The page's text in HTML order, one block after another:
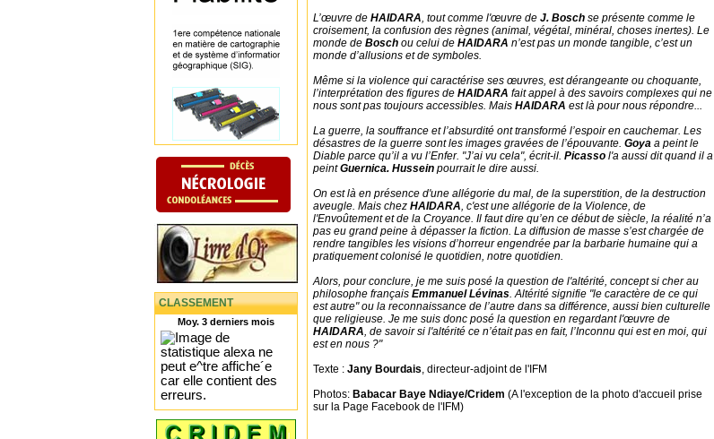
CLASSEMENT
Moy. 3 derniers mois
L’œuvre de HAIDARA, tout comme l'œuvre de J. Bosch se présente comme le
croisement, la confusion des règnes (animal, végétal, minéral, choses inertes). Le
monde de Bosch ou celui de HAIDARA n’est pas un monde tangible, c’est un
monde d’allusions et de symboles.
Même si la violence qui caractérise ses œuvres, est dérangeante ou choquante,
l’interprétation des figures de HAIDARA fait appel à des savoirs complexes qui ne
nous sont pas toujours accessibles. Mais HAIDARA est là pour nous répondre...
La guerre, la souffrance et l’absurdité ont transformé l’espoir en cauchemar. Les
désastres de la guerre sont les images gravées de l’épouvante. Goya a peint le
Diable parce qu’il a vu l’Enfer. "J’ai vu cela", écrit-il. Picasso l'a aussi dit quand il a
peintGuernica. Hussein pourrait le dire aussi.
On est là en présence d'une allégorie du mal, de la superstition, de la destruction
aveugle. Mais chez HAIDARA, c'est une allégorie de la Violence, de
l'Envoûtement et de la Croyance. Il faut dire qu’en ce début de siècle, la réalité n’a
pas eu grand peine à dépasser la fiction. La diffusion de masse s’est chargée de
rendre tangibles les visions d’horreur engendrée par la barbarie humaine qui a
pratiquement colonisé le quotidien, notre quotidien.
Alors, pour conclure, je me suis posé la question de l'altérité, concept si cher au
philosophe français Emmanuel Lévinas. Altérité signifie "le caractère de ce qui
est autre" ou la reconnaissance de l’autre dans sa différence, aussi bien culturelle
que religieuse. Je me suis donc posé la question en regardant l'œuvre de
HAIDARA, de savoir si l'altérité ce n’était pas en fait, l’Inconnu qui est en moi, qui
est en nous ?"
Texte : Jany Bourdais, directeur-adjoint de l'IFM
Photos: Babacar Baye Ndiaye/Cridem (A l'exception de la photo d'accueil prise
sur la Page Facebook de l'IFM)